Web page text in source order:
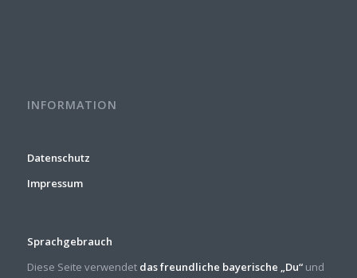
INFORMATION
Datenschutz
Impressum
Sprachgebrauch
Diese Seite verwendet das freundliche bayerische „Du“und